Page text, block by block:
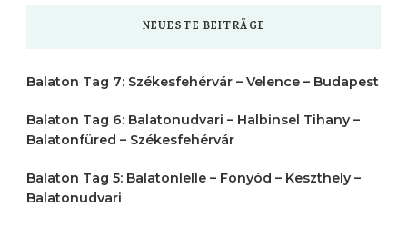
NEUESTE BEITRÄGE
Balaton Tag 7: Székesfehérvár – Velence – Budapest
Balaton Tag 6: Balatonudvari – Halbinsel Tihany –
Balatonfüred – Székesfehérvár
Balaton Tag 5: Balatonlelle – Fonyód – Keszthely –
Balatonudvari